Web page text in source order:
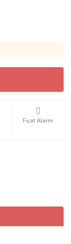
Fiyat Alarmı